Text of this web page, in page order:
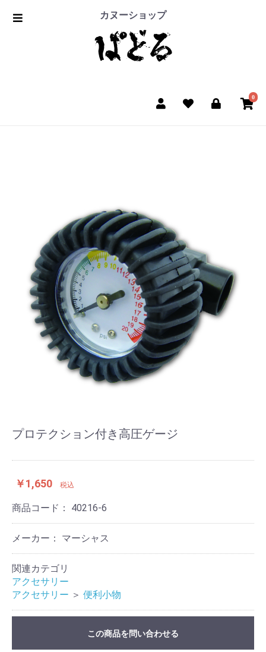
カヌーショップ
0
プロテクション付き高圧ゲージ
￥1,650 税込
商品コード： 40216-6
メーカー： マーシャス
関連カテゴリ
アクセサリー
アクセサリー ＞ 便利小物
この商品を問い合わせる